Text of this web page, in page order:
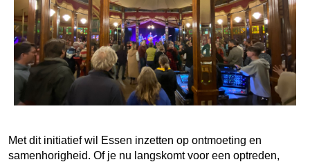
Met dit initiatief wil Essen inzetten op ontmoeting en
samenhorigheid. Of je nu langskomt voor een optreden,